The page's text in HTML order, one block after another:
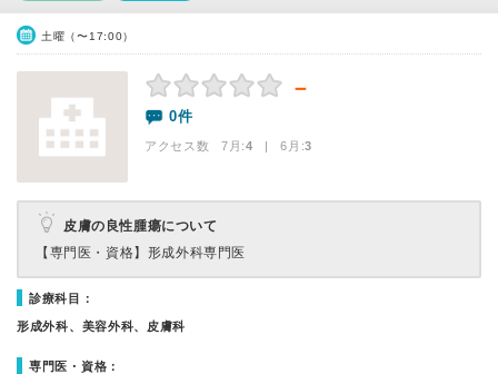
土曜（〜17:00）
－
0件
アクセス数 7月:4 | 6月:3
皮膚の良性腫瘍について
【専門医・資格】 形成外科専門医
診療科目：
形成外科、美容外科、皮膚科
専門医・資格：